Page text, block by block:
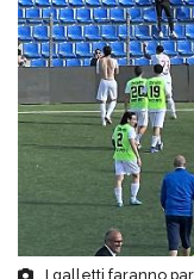
I galletti faranno